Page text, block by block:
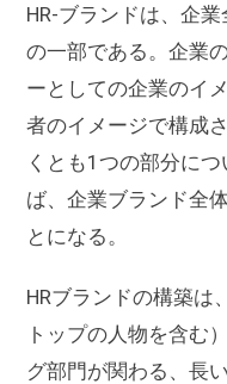
HR-ブランドは、企
の一部である。企業
ーとしての企業のイ
者のイメージで構成
くとも1つの部分に
ば、企業ブランド全
とになる。
HRブランドの構築は
トップの人物を含む
グ部門が関わる、長